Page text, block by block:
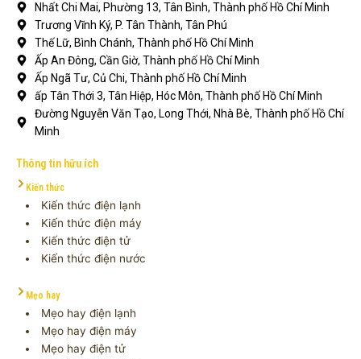
Nhất Chi Mai, Phường 13, Tân Bình, Thành phố Hồ Chí Minh
Trương Vĩnh Ký, P. Tân Thành, Tân Phú
Thế Lữ, Bình Chánh, Thành phố Hồ Chí Minh
Ấp An Đông, Cần Giờ, Thành phố Hồ Chí Minh
Ấp Ngã Tư, Củ Chi, Thành phố Hồ Chí Minh
ấp Tân Thới 3, Tân Hiệp, Hóc Môn, Thành phố Hồ Chí Minh
Đường Nguyễn Văn Tạo, Long Thới, Nhà Bè, Thành phố Hồ Chí
Minh
Thông tin hữu ích
Kiến thức
Kiến thức điện lạnh
Kiến thức điện máy
Kiến thức điện tử
Kiến thức điện nước
Mẹo hay
Mẹo hay điện lạnh
Mẹo hay điện máy
Mẹo hay điện tử